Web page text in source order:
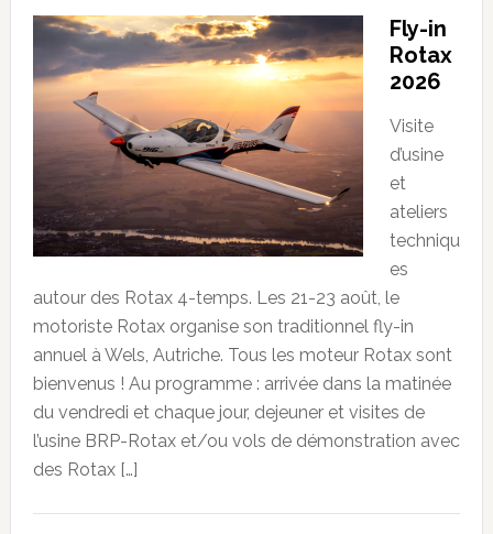
Fly-in
Rotax
2026
Visite
d’usine
et
ateliers
techniqu
es
autour des Rotax 4-temps. Les 21-23 août, le
motoriste Rotax organise son traditionnel fly-in
annuel à Wels, Autriche. Tous les moteur Rotax sont
bienvenus ! Au programme : arrivée dans la matinée
du vendredi et chaque jour, dejeuner et visites de
l’usine BRP-Rotax et/ou vols de démonstration avec
des Rotax […]